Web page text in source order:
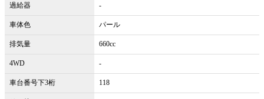
過給器 -
車体色 パール
排気量 660cc
4WD -
車台番号下3桁 118